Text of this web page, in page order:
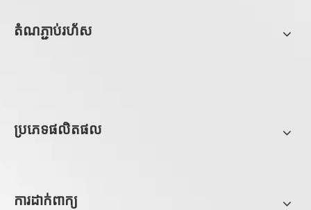
តំណភ្ជាប់រហ័ស
ប្រភេទផលិតផល
ការដាក់ពាក្យ